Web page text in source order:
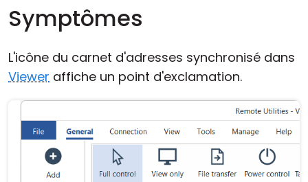
Symptômes
L'icône du carnet d'adresses synchronisé dans
Viewer affiche un point d'exclamation.